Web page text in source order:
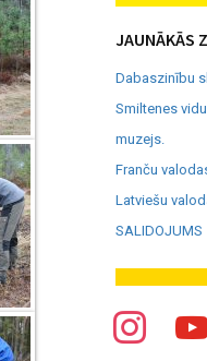
JAUNĀKĀS
Dabaszinību
Smiltenes
muzejs.
Franču
Latviešu
SALIDOJUMS